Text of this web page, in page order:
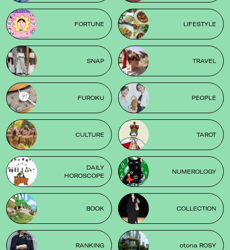
FORTUNE LIFESTYLE
SNAP TRAVEL
FUROKU PEOPLE
CULTURE TAROT
DAILY
HOROSCOPE
NUMEROLOGY
BOOK COLLECTION
RANKING otona ROSY